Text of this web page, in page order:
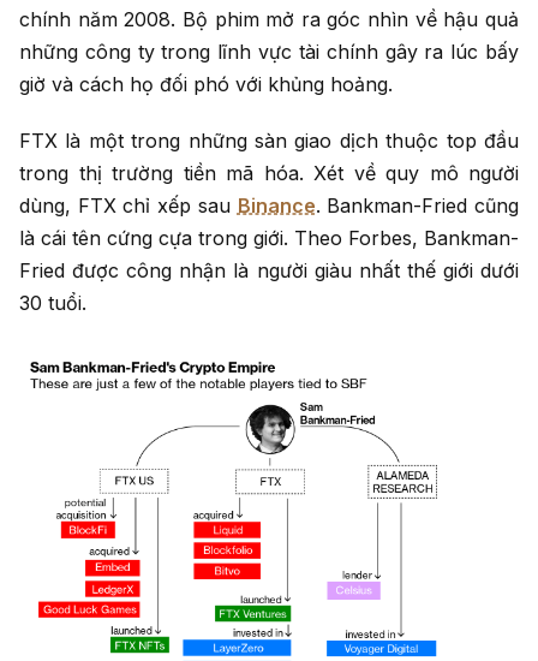
chính năm 2008. Bộ phim mở ra góc nhìn về hậu quả
những công ty trong lĩnh vực tài chính gây ra lúc bấy
giờ và cách họ đối phó với khủng hoảng.
FTX là một trong những sàn giao dịch thuộc top đầu
trong thị trường tiền mã hóa. Xét về quy mô người
dùng, FTX chỉ xếp sau Binance. Bankman-Fried cũng
là cái tên cứng cựa trong giới. Theo Forbes, Bankman-
Fried được công nhận là người giàu nhất thế giới dưới
30 tuổi.